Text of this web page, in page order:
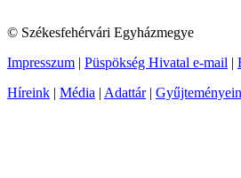
© Székesfehérvári Egyházmegye
Impresszum | Püspökség Hivatal e-mail |
Híreink | Média | Adattár|